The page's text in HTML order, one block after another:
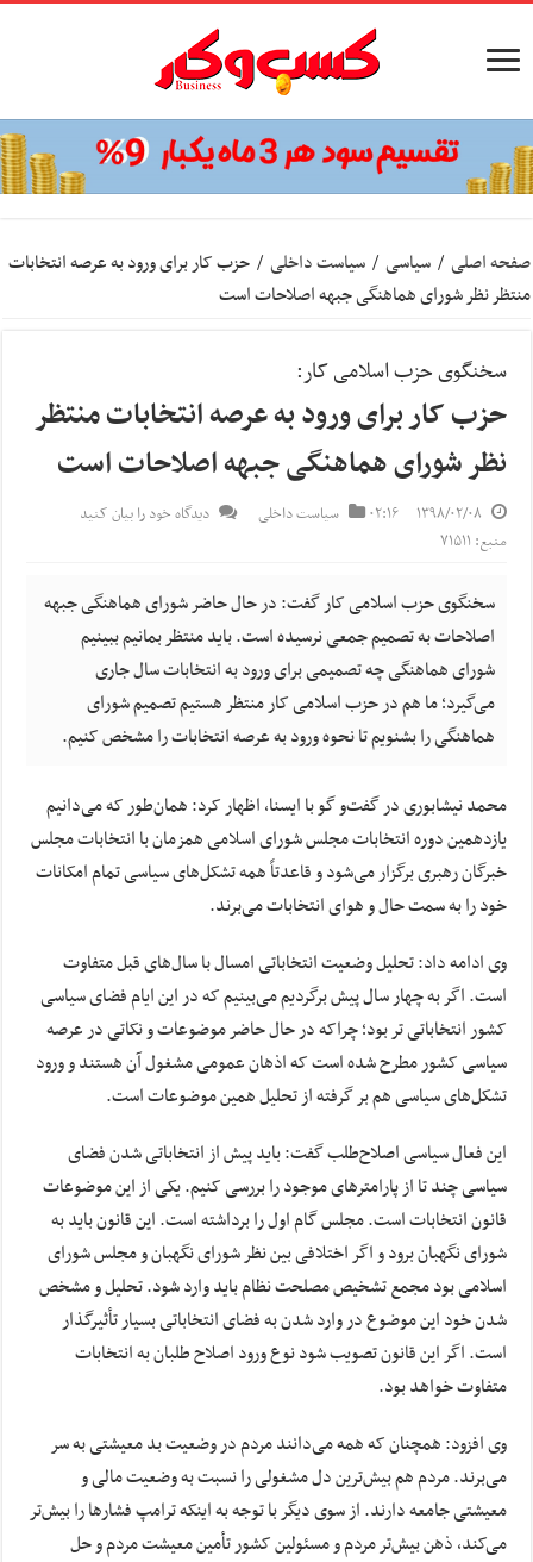
صفحه اصلی / سیاسی / سیاست داخلی / حزب کار برای ورود به عرصه انتخابات
منتظر نظر شورای هماهنگی جبهه اصلاحات است
سخنگوی حزب اسلامی کار:
حزب کار برای ورود به عرصه انتخابات منتظر
نظر شورای هماهنگی جبهه اصلاحات است
۱۳۹۸/۰۲/۰۸ ۰۲:۱۶ سیاست داخلی
دیدگاه خود را بیان کنید
منبع: ۷۱۵۱۱
سخنگوی حزب اسلامی کار گفت: در حال حاضر شورای هماهنگی جبهه
اصلاحات به تصمیم جمعی نرسیده است. باید منتظر بمانیم ببینیم
شورای هماهنگی چه تصمیمی برای ورود به انتخابات سال جاری
می‌گیرد؛ ما هم در حزب اسلامی کار منتظر هستیم تصمیم شورای
هماهنگی را بشنویم تا نحوه ورود به عرصه انتخابات را مشخص کنیم.
محمد نیشابوری در گفت‌و گو با ایسنا، اظهار کرد: همان‌طور که می‌دانیم
یازدهمین دوره انتخابات مجلس شورای اسلامی همزمان با انتخابات مجلس
خبرگان رهبری برگزار می‌شود و قاعدتاً همه تشکل‌های سیاسی تمام امکانات
خود را به سمت حال و هوای انتخابات می‌برند.
وی ادامه داد: تحلیل وضعیت انتخاباتی امسال با سال‌های قبل متفاوت
است. اگر به چهار سال پیش برگردیم می‌بینیم که در این ایام فضای سیاسی
کشور انتخاباتی تر بود؛ چراکه در حال حاضر موضوعات و نکاتی در عرصه
سیاسی کشور مطرح شده است که اذهان عمومی مشغول آن هستند و ورود
تشکل‌های سیاسی هم بر گرفته از تحلیل همین موضوعات است.
این فعال سیاسی اصلاح‌طلب گفت: باید پیش از انتخاباتی شدن فضای
سیاسی چند تا از پارامترهای موجود را بررسی کنیم. یکی از این موضوعات
قانون انتخابات است. مجلس گام اول را برداشته است. این قانون باید به
شورای نگهبان برود و اگر اختلافی بین نظر شورای نگهبان و مجلس شورای
اسلامی بود مجمع تشخیص مصلحت نظام باید وارد شود. تحلیل و مشخص
شدن خود این موضوع در وارد شدن به فضای انتخاباتی بسیار تأثیرگذار
است. اگر این قانون تصویب شود نوع ورود اصلاح طلبان به انتخابات
متفاوت خواهد بود.
وی افزود: همچنان که همه می‌دانند مردم در وضعیت بد معیشتی به سر
می‌برند. مردم هم بیش‌ترین دل مشغولی را نسبت به وضعیت مالی و
معیشتی جامعه دارند. از سوی دیگر با توجه به اینکه ترامپ فشارها را بیش‌تر
می‌کند، ذهن بیش‌تر مردم و مسئولین کشور تأمین معیشت مردم و حل